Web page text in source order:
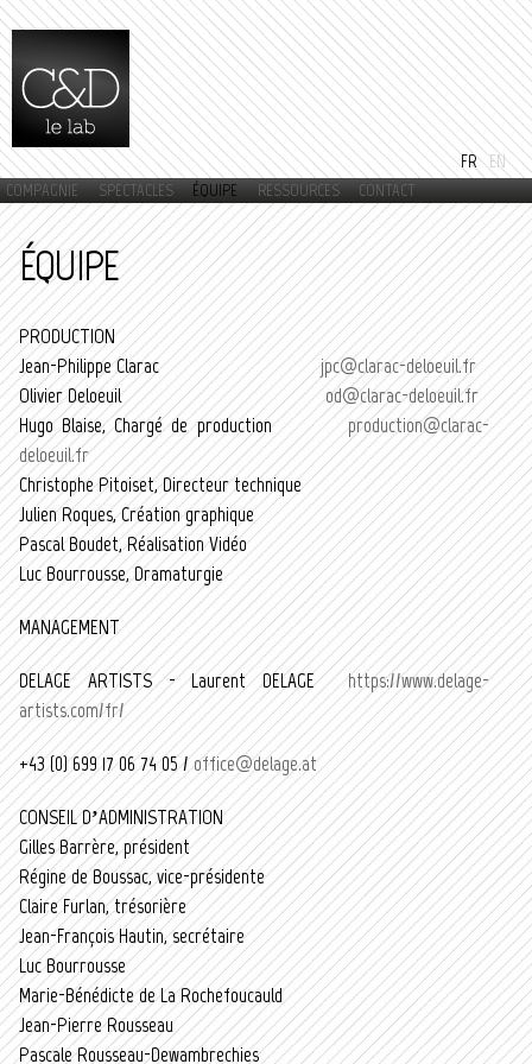
Aller au
contenu
principal
FR EN
Menu principal
COMPAGNIE SPECTACLES ÉQUIPE RESSOURCES CONTACT
ÉQUIPE
PRODUCTION
Jean-Philippe Claracjpc@clarac-deloeuil.fr
Olivier Deloeuilod@clarac-deloeuil.fr
Hugo Blaise, Chargé de production production@clarac-
deloeuil.fr
Christophe Pitoiset, Directeur technique
Julien Roques, Création graphique
Pascal Boudet, Réalisation Vidéo
Luc Bourrousse, Dramaturgie
MANAGEMENT
DELAGE ARTISTS - Laurent DELAGEhttps://www.delage-
artists.com/fr/
+43 (0) 699 17 06 74 05 / office@delage.at
CONSEIL D’ADMINISTRATION
Gilles Barrère, président
Régine de Boussac, vice-présidente
Claire Furlan, trésorière
Jean-François Hautin, secrétaire
Luc Bourrousse
Marie-Bénédicte de La Rochefoucauld
Jean-Pierre Rousseau
Pascale Rousseau-Dewambrechies